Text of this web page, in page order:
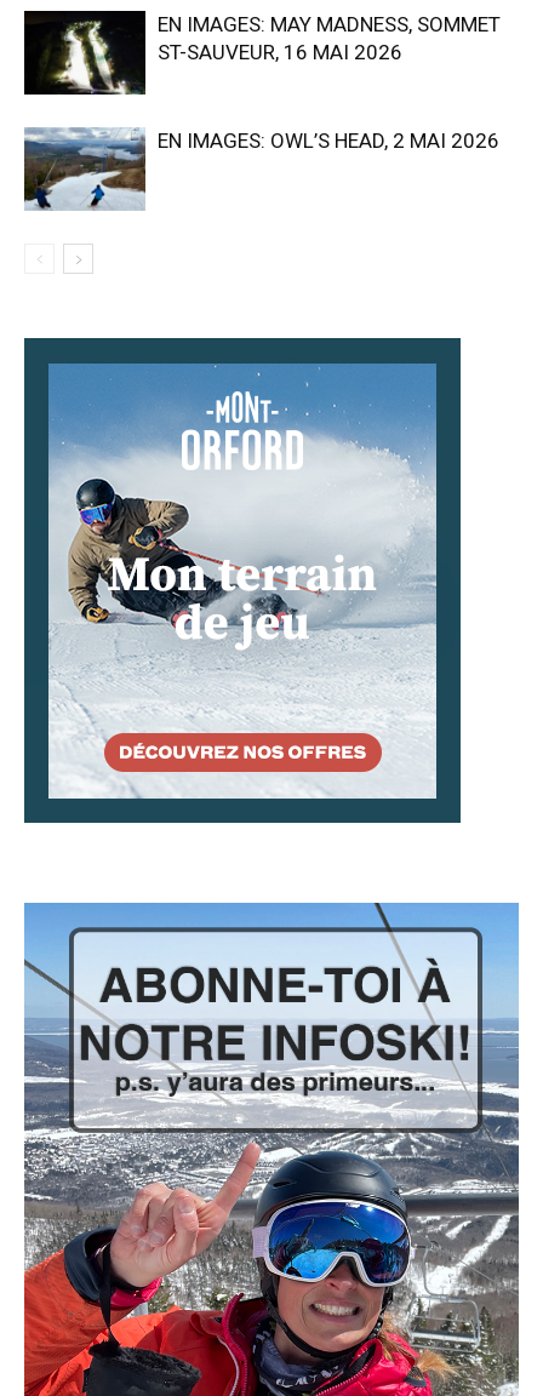
EN IMAGES: MAY MADNESS, SOMMET
ST-SAUVEUR, 16 MAI 2026
EN IMAGES: OWL’S HEAD, 2 MAI 2026